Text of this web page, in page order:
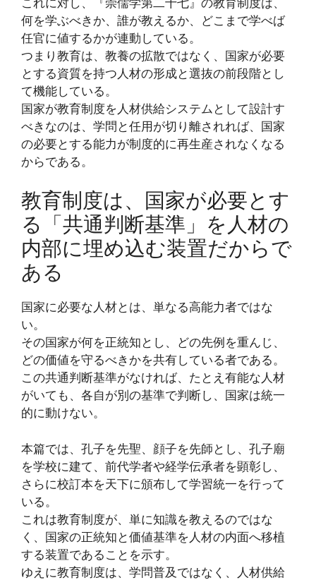
何を学ぶべきか、誰が教えるか、どこまで学べば
任官に値するかが連動している。
つまり教育は、教養の拡散ではなく、国家が必要
とする資質を持つ人材の形成と選抜の前段階とし
て機能している。
国家が教育制度を人材供給システムとして設計す
べきなのは、学問と任用が切り離されれば、国家
の必要とする能力が制度的に再生産されなくなる
からである。
教育制度は、国家が必要とす
る「共通判断基準」を人材の
内部に埋め込む装置だからで
ある
国家に必要な人材とは、単なる高能力者ではな
い。
その国家が何を正統知とし、どの先例を重んじ、
どの価値を守るべきかを共有している者である。
この共通判断基準がなければ、たとえ有能な人材
がいても、各自が別の基準で判断し、国家は統一
的に動けない。
本篇では、孔子を先聖、顔子を先師とし、孔子廟
を学校に建て、前代学者や経学伝承者を顕彰し、
さらに校訂本を天下に頒布して学習統一を行って
いる。
これは教育制度が、単に知識を教えるのではな
く、国家の正統知と価値基準を人材の内面へ移植
する装置であることを示す。
ゆえに教育制度は、学問普及ではなく、人材供給